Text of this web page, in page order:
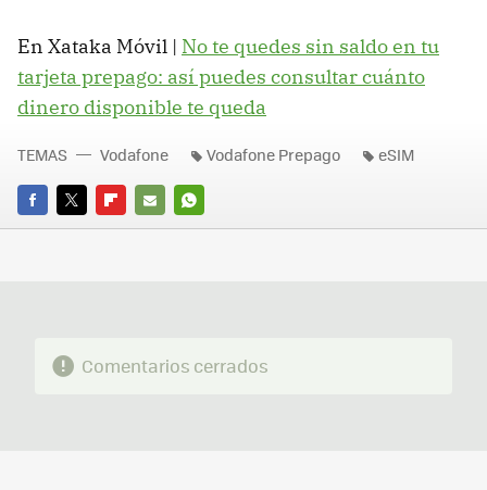
En Xataka Móvil | No te quedes sin saldo en tu
tarjeta prepago: así puedes consultar cuánto
dinero disponible te queda
FACEBOOK
TWITTERFLIPBOARD
E-
WHATSAPP
TEMAS Vodafone Vodafone Prepago eSIM
Comentarios cerrados